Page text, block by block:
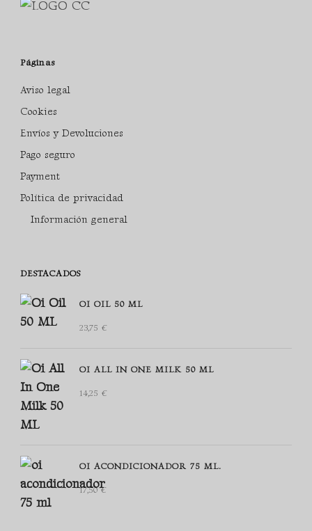
Páginas
Aviso legal
Cookies
Envíos y Devoluciones
Pago seguro
Payment
Política de privacidad
Información general
DESTACADOS
OI OIL 50 ML
23,75 €
OI ALL IN ONE MILK 50 ML
14,25 €
OI ACONDICIONADOR 75 ML.
17,50€